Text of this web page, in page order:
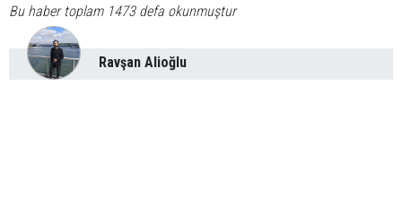
Bu haber toplam 1473 defa okunmuştur
Ravşan Alioğlu